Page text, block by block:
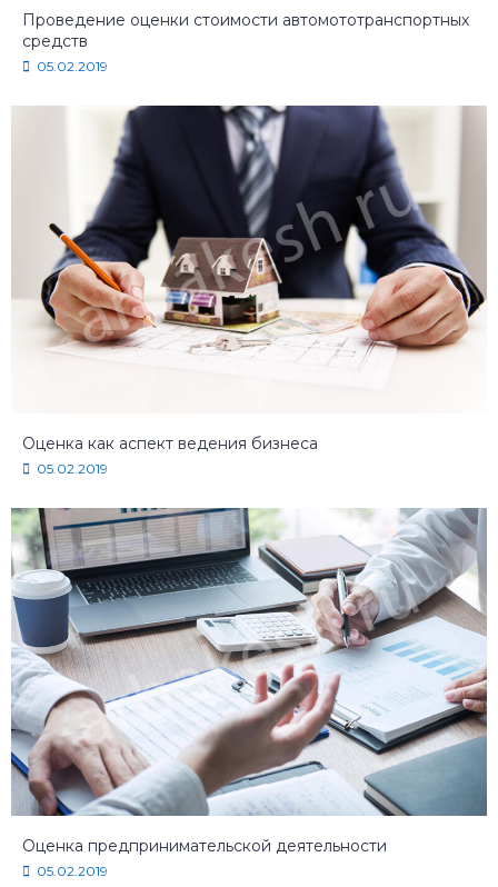
Проведение оценки стоимости автомототранспортных
средств
05.02.2019
Оценка как аспект ведения бизнеса
05.02.2019
Оценка предпринимательской деятельности
05.02.2019